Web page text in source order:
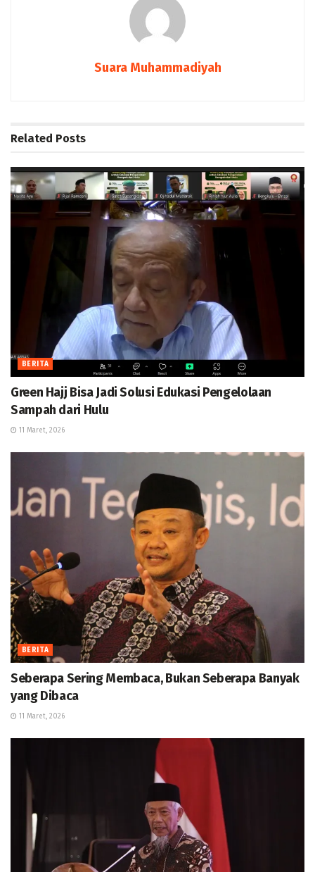
Suara Muhammadiyah
Related Posts
BERITA
Green Hajj Bisa Jadi Solusi Edukasi Pengelolaan
Sampah dari Hulu
11 Maret, 2026
BERITA
Seberapa Sering Membaca, Bukan Seberapa Banyak
yang Dibaca
11 Maret, 2026